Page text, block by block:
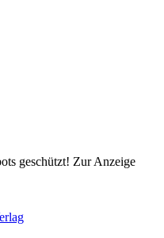
geschützt! Zur Anzeige